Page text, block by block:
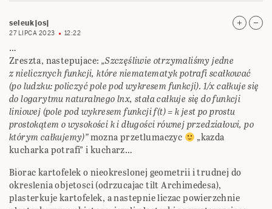
seleuk|os|
27 LIPCA 2023 12:22
…
Zreszta, nastepujace: „Szczęśliwie otrzymaliśmy jedne
z nielicznych funkcji, które niematematyk potrafi scałkować
(po ludzku: policzyć pole pod wykresem funkcji). 1/x całkuje się
do logarytmu naturalnego lnx, stała całkuje się do funkcji
liniowej (pole pod wykresem funkcji f(t) = k jest po prostu
prostokątem o wysokości k i długości równej przedziałowi, po
którym całkujemy)”mozna przetlumaczyc
„kazda
kucharka potrafi” i kucharz…
Biorac kartofelek o nieokreslonej geometrii i trudnej do
okreslenia objetosci (odrzucajac tilt Archimedesa),
plasterkuje kartofelek, a nastepnie liczac powierzchnie